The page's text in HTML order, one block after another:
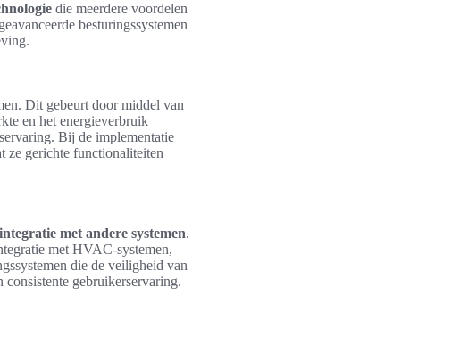
die meerdere voordelen
besturingssystemen
Dit gebeurt door middel van
en het energieverbruik
Bij de implementatie
ze gerichte functionaliteiten
integratie met andere systemen.
met HVAC-systemen,
die de veiligheid van
gebruikerservaring.